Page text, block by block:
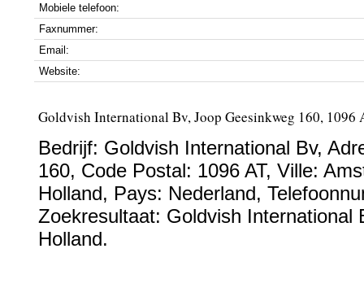
Mobiele telefoon:
Faxnummer:
Email:
Website:
Goldvish International Bv, Joop Geesinkweg 160, 1096
Bedrijf: Goldvish International Bv,
160, Code Postal: 1096 AT, Ville:
Holland, Pays: Nederland,
Zoekresultaat: Goldvish International
Holland.